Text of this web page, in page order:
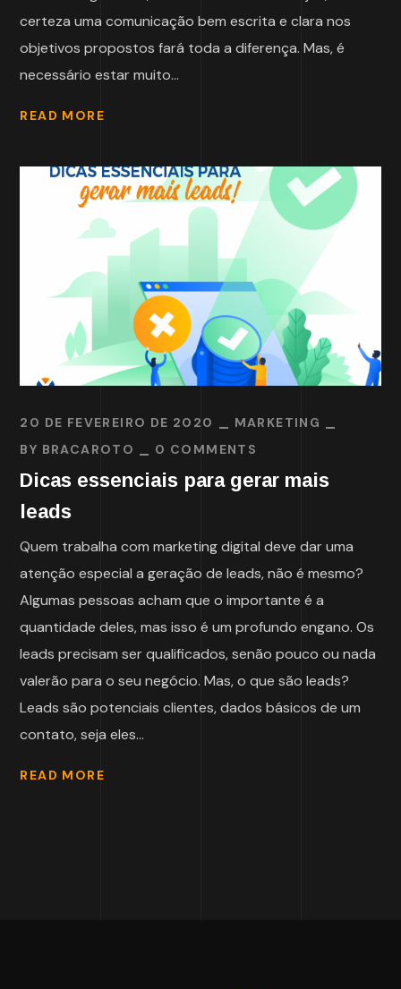
certeza uma comunicação bem escrita e clara nos
objetivos propostos fará toda a diferença. Mas, é
necessário estar muito...
READ MORE
20 DE FEVEREIRO DE 2020
MARKETING
BY BRACAROTO 0 COMMENTS
Dicas essenciais para gerar mais
leads
Quem trabalha com marketing digital deve dar uma
atenção especial a geração de leads, não é mesmo?
Algumas pessoas acham que o importante é a
quantidade deles, mas isso é um profundo engano. Os
leads precisam ser qualificados, senão pouco ou nada
valerão para o seu negócio. Mas, o que são leads?
Leads são potenciais clientes, dados básicos de um
contato, seja eles...
READ MORE